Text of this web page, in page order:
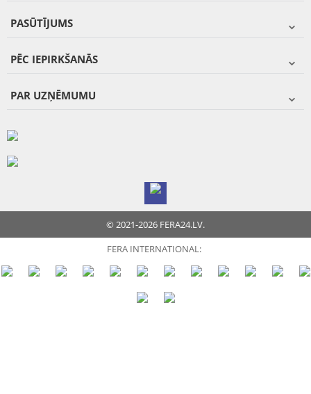
PASŪTĪJUMS
PĒC IEPIRKŠANĀS
PAR UZŅĒMUMU
© 2021-2026 FERA24.LV.
FERA INTERNATIONAL: